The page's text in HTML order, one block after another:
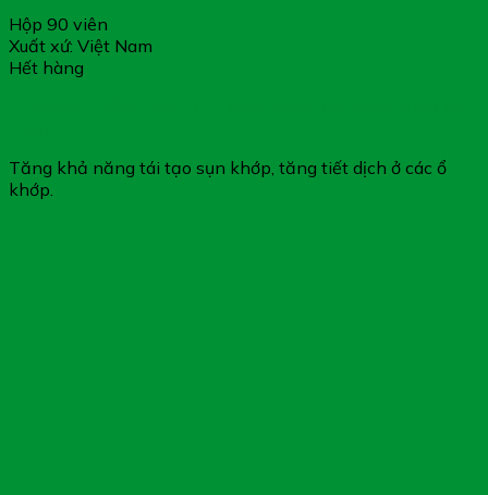
Hộp 90 viên
Xuất xứ: Việt Nam
Hết hàng
Tăng khả năng tái tạo sụn khớp, tăng tiết dịch ở các ổ
khớp.